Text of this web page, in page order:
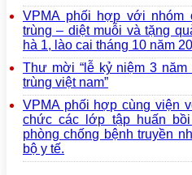
VPMA phối hợp với nhóm
trùng – diệt muỗi và tặng
hà 1, lào cai tháng 10 năm
Thư mời “lễ kỷ niệm 3
trùng việt nam”
VPMA phối hợp cùng viện
chức các lớp tập huấn
phòng chống bệnh truyền
bộ y tế.